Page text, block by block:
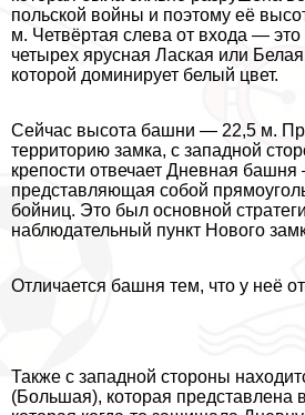
польской войны и поэтому её
м. Четвёртая слева от входа — это
четырех ярусная Лаская или
которой доминирует белый цвет.
Сейчас высота башни — 22,5 м.
территорию замка, с западной
крепости отвечает Дневная
представляющая собой
бойниц. Это был основной
наблюдательный пункт Нового
Отличается башня тем, что у неё
Также с западной стороны
(Большая), которая представлена